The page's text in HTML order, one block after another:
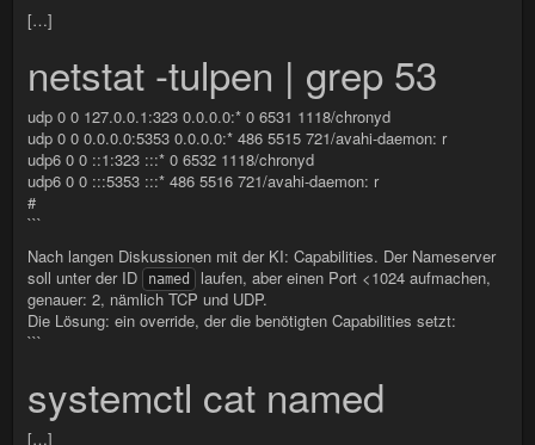
[…]
netstat -tulpen | grep 53
udp 0 0 127.0.0.1:323 0.0.0.0:* 0 6531 1118/chronyd
udp 0 0 0.0.0.0:5353 0.0.0.0:* 486 5515 721/avahi-daemon: r
udp6 0 0 ::1:323 :::* 0 6532 1118/chronyd
udp6 0 0 :::5353 :::* 486 5516 721/avahi-daemon: r
#
```
Nach langen Diskussionen mit der KI: Capabilities. Der Nameserver
soll unter der ID
named
laufen, aber einen Port <1024 aufmachen,
genauer: 2, nämlich TCP und UDP.
Die Lösung: ein override, der die benötigten Capabilities setzt:
```
systemctl cat named
[…]